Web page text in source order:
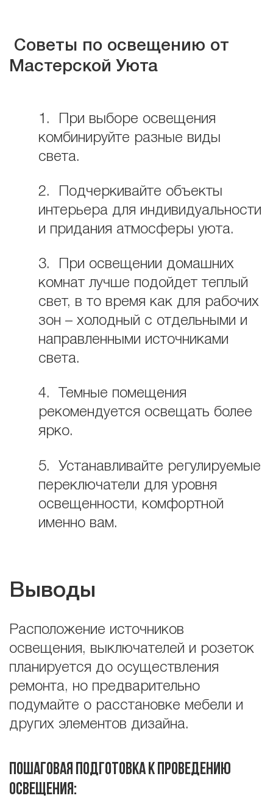
Советы по освещению от
Мастерской Уюта
1. При выборе освещения
комбинируйте разные виды
света.
2. Подчеркивайте объекты
интерьера для индивидуальности
и придания атмосферы уюта.
3. При освещении домашних
комнат лучше подойдет теплый
свет, в то время как для рабочих
зон – холодный с отдельными и
направленными источниками
света.
4. Темные помещения
рекомендуется освещать более
ярко.
5. Устанавливайте регулируемые
переключатели для уровня
освещенности, комфортной
именно вам.
Выводы
Расположение источников
освещения, выключателей и розеток
планируется до осуществления
ремонта, но предварительно
подумайте о расстановке мебели и
других элементов дизайна.
Пошаговая подготовка к проведению
освещения: